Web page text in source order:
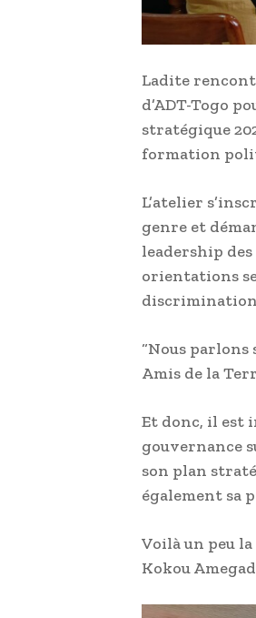
Ladite
d’ADT-Togo
stratégique
formation
L’atelier
genre et
leadership
orientations
“Nous
Amis de la
Et donc, il est
gouvernance
son plan
également sa
Voilà un peu
Kokou